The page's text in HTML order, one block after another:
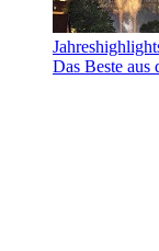
Das Beste